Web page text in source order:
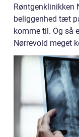
Røntgenklinikken
beliggenhed tæt
komme til. Og så
Nørrevold meget